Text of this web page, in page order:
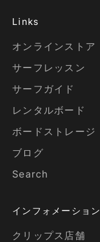
Links
オンラインストア
サーフレッスン
サーフガイド
レンタルボード
ボードストレージ
ブログ
Search
インフォメーション
クリップス店舗